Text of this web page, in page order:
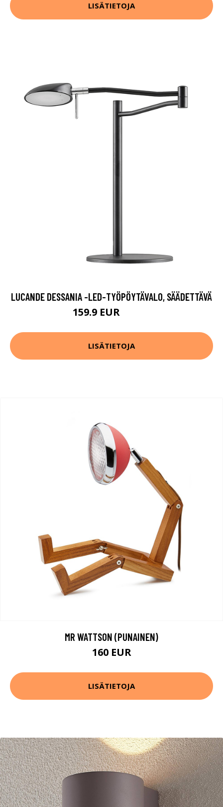
LISÄTIETOJA
LUCANDE DESSANIA -LED-TYÖPÖYTÄVALO, SÄÄDETTÄVÄ
159.9 EUR
LISÄTIETOJA
MR WATTSON (PUNAINEN)
160 EUR
LISÄTIETOJA